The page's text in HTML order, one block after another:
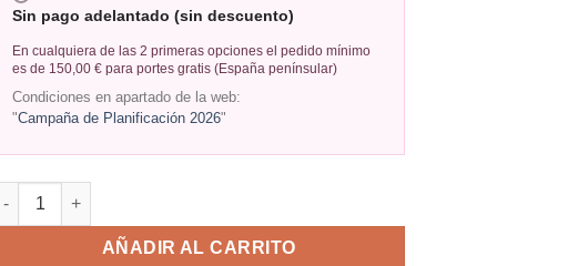
Sin pago adelantado (sin descuento)
En cualquiera de las 2 primeras opciones el pedido mínimo
es de 150,00 € para portes gratis (España penínsular)
Condiciones en apartado de la web:
"Campaña de Planificación 2026"
AÑADIR AL CARRITO